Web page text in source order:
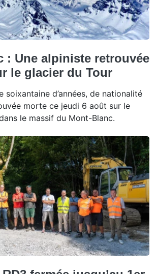
: Une alpiniste retrouvée
le glacier du Tour
soixantaine d’années, de nationalité
morte ce jeudi 6 août sur le
le massif du Mont-Blanc.